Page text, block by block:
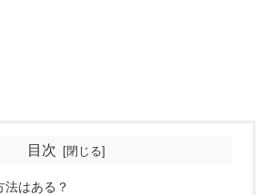
目次
法はある？